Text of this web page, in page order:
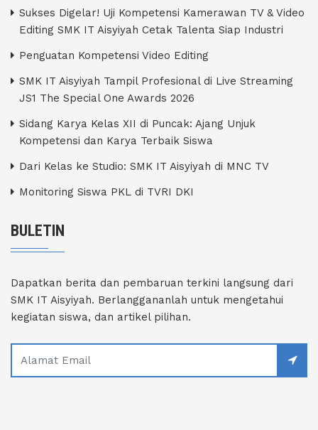
Sukses Digelar! Uji Kompetensi Kamerawan TV & Video
Editing SMK IT Aisyiyah Cetak Talenta Siap Industri
Penguatan Kompetensi Video Editing
SMK IT Aisyiyah Tampil Profesional di Live Streaming
JS1 The Special One Awards 2026
Sidang Karya Kelas XII di Puncak: Ajang Unjuk
Kompetensi dan Karya Terbaik Siswa
Dari Kelas ke Studio: SMK IT Aisyiyah di MNC TV
Monitoring Siswa PKL di TVRI DKI
BULETIN
Dapatkan berita dan pembaruan terkini langsung dari
SMK IT Aisyiyah. Berlanggananlah untuk mengetahui
kegiatan siswa, dan artikel pilihan.